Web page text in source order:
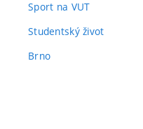
Sport na VUT
Studentský život
Brno